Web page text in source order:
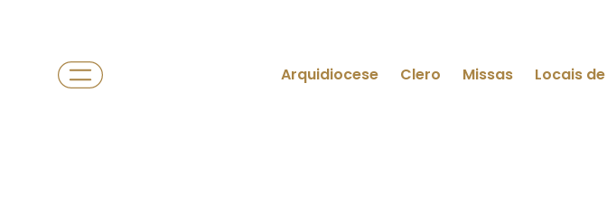
Arquidiocese Clero Missas Locais